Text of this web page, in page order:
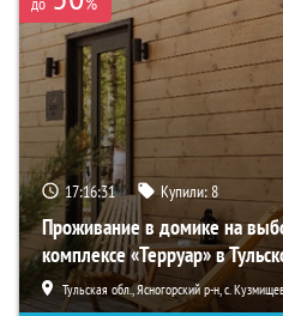
17:16:30 Купили:8
Проживание в домике на
комплексе «Терруар» в
Тульская обл., Ясногорский р-н, с.